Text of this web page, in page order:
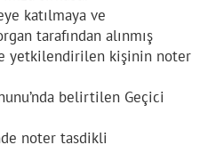
katılmaya ve
tarafından alınmış
yetkilendirilen kişinin noter
belirtilen Geçici
noter tasdikli